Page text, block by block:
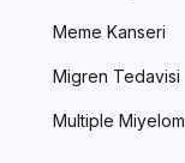
Meme Kanseri
Migren Tedavisi
Multiple Miyelom